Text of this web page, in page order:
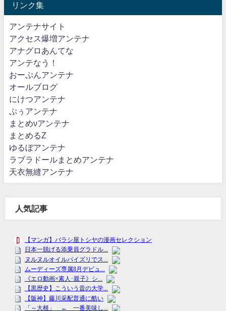
リンク集
アンテナサイト
アクセス爆増アンテナ
アナグロあんてな
アンテなう！
おーぷんアンテナ
オールブログ
にけつアンテナ
ぷぅアンテナ
まとめνアンテナ
まとめるZ
ゆるぼアンテナ
ラブラドールまとめアンテナ
天衣無縫アンテナ
人気記事